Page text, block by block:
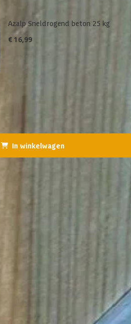
Azalp Sneldrogend beton 25 kg
€ 16,99
In winkelwagen